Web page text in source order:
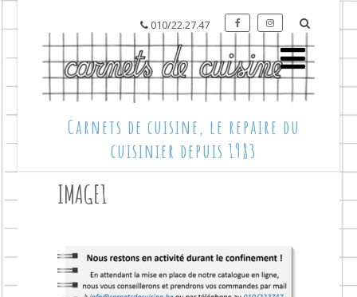
010/22.27.47
Carnets de cuisine, le repaire du
cuisinier depuis 1983
IMAGE1